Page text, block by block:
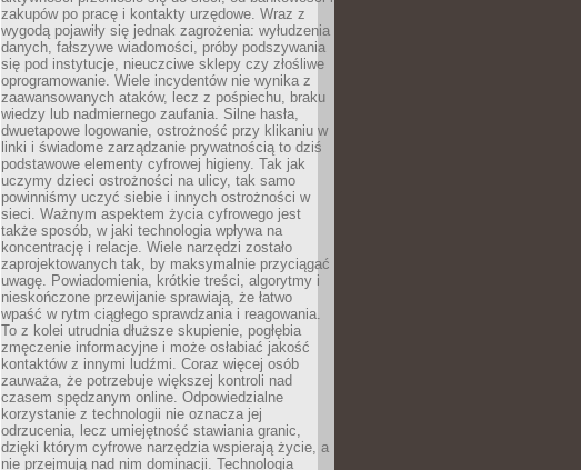
zakupów po pracę i kontakty urzędowe. Wraz z
wygodą pojawiły się jednak zagrożenia: wyłudzenia
danych, fałszywe wiadomości, próby podszywania
się pod instytucje, nieuczciwe sklepy czy złośliwe
oprogramowanie. Wiele incydentów nie wynika z
zaawansowanych ataków, lecz z pośpiechu, braku
wiedzy lub nadmiernego zaufania. Silne hasła,
dwuetapowe logowanie, ostrożność przy klikaniu w
linki i świadome zarządzanie prywatnością to dziś
podstawowe elementy cyfrowej higieny. Tak jak
uczymy dzieci ostrożności na ulicy, tak samo
powinniśmy uczyć siebie i innych ostrożności w
sieci. Ważnym aspektem życia cyfrowego jest
także sposób, w jaki technologia wpływa na
koncentrację i relacje. Wiele narzędzi zostało
zaprojektowanych tak, by maksymalnie przyciągać
uwagę. Powiadomienia, krótkie treści, algorytmy i
nieskończone przewijanie sprawiają, że łatwo
wpaść w rytm ciągłego sprawdzania i reagowania.
To z kolei utrudnia dłuższe skupienie, pogłębia
zmęczenie informacyjne i może osłabiać jakość
kontaktów z innymi ludźmi. Coraz więcej osób
zauważa, że potrzebuje większej kontroli nad
czasem spędzanym online. Odpowiedzialne
korzystanie z technologii nie oznacza jej
odrzucenia, lecz umiejętność stawiania granic,
dzięki którym cyfrowe narzędzia wspierają życie, a
nie przejmują nad nim dominacji. Technologia